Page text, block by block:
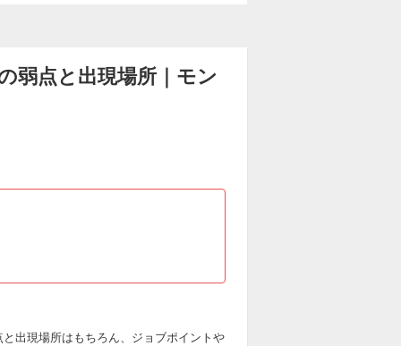
弱点と出現場所｜モン
出現場所はもちろん、ジョブポイントや